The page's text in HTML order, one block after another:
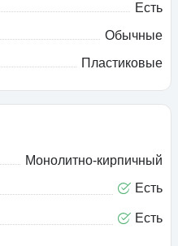
Есть
Обычные
Пластиковые
Монолитно-кирпичный
Есть
Есть